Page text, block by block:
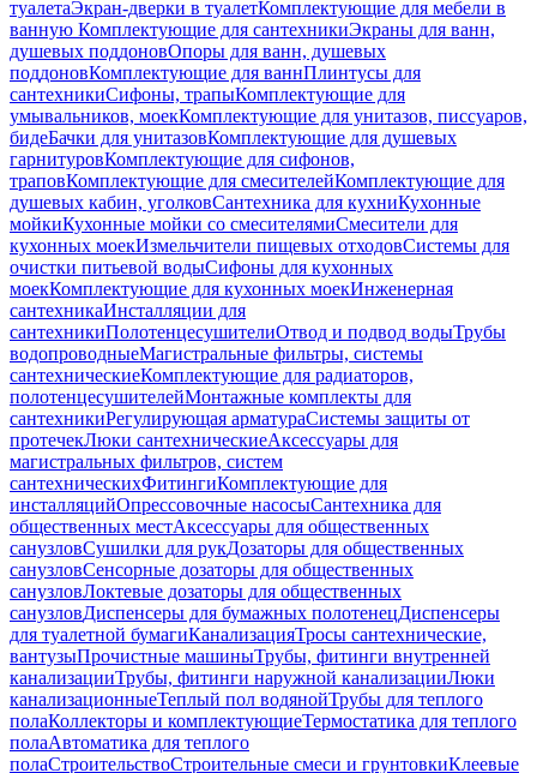
туалетаЭкран-дверки в туалетКомплектующие для мебели в
ванную Комплектующие для сантехникиЭкраны для ванн,
душевых поддоновОпоры для ванн, душевых
поддоновКомплектующие для ваннПлинтусы для
сантехникиСифоны, трапыКомплектующие для
умывальников, моекКомплектующие для унитазов, писсуаров,
бидеБачки для унитазовКомплектующие для душевых
гарнитуровКомплектующие для сифонов,
траповКомплектующие для смесителейКомплектующие для
душевых кабин, уголковСантехника для кухниКухонные
мойкиКухонные мойки со смесителямиСмесители для
кухонных моекИзмельчители пищевых отходовСистемы для
очистки питьевой водыСифоны для кухонных
моекКомплектующие для кухонных моекИнженерная
сантехникаИнсталляции для
сантехникиПолотенцесушителиОтвод и подвод водыТрубы
водопроводныеМагистральные фильтры, системы
сантехническиеКомплектующие для радиаторов,
полотенцесушителейМонтажные комплекты для
сантехникиРегулирующая арматураСистемы защиты от
протечекЛюки сантехническиеАксессуары для
магистральных фильтров, систем
сантехническихФитингиКомплектующие для
инсталляцийОпрессовочные насосыСантехника для
общественных местАксессуары для общественных
санузловСушилки для рукДозаторы для общественных
санузловСенсорные дозаторы для общественных
санузловЛоктевые дозаторы для общественных
санузловДиспенсеры для бумажных полотенецДиспенсеры
для туалетной бумагиКанализацияТросы сантехнические,
вантузыПрочистные машиныТрубы, фитинги внутренней
канализацииТрубы, фитинги наружной канализацииЛюки
канализационныеТеплый пол водянойТрубы для теплого
полаКоллекторы и комплектующиеТермостатика для теплого
полаАвтоматика для теплого
полаСтроительствоСтроительные смеси и грунтовкиКлеевые